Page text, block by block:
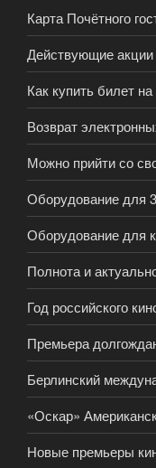
Карта Почётного
Действующие акции
Как купить билет
Возврат
Можно прийти со
Оборудование для
Оборудование для
Полнота и
Год российского
Премьера
Берлинский
«Оскар»
Новые премьеры